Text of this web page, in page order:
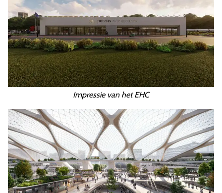
Impressie van het EHC